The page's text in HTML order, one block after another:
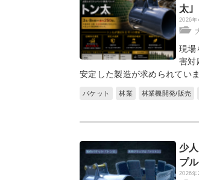
太｣
2026年
現場
害対
安定した製造が求められてい
バケット 林業 林業機開発/販売
少
プル
2026年